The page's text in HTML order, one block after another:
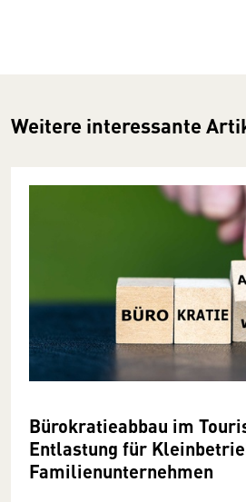
Weitere interessante
Bürokratieabbau im
Entlastung für
Familienunternehmen